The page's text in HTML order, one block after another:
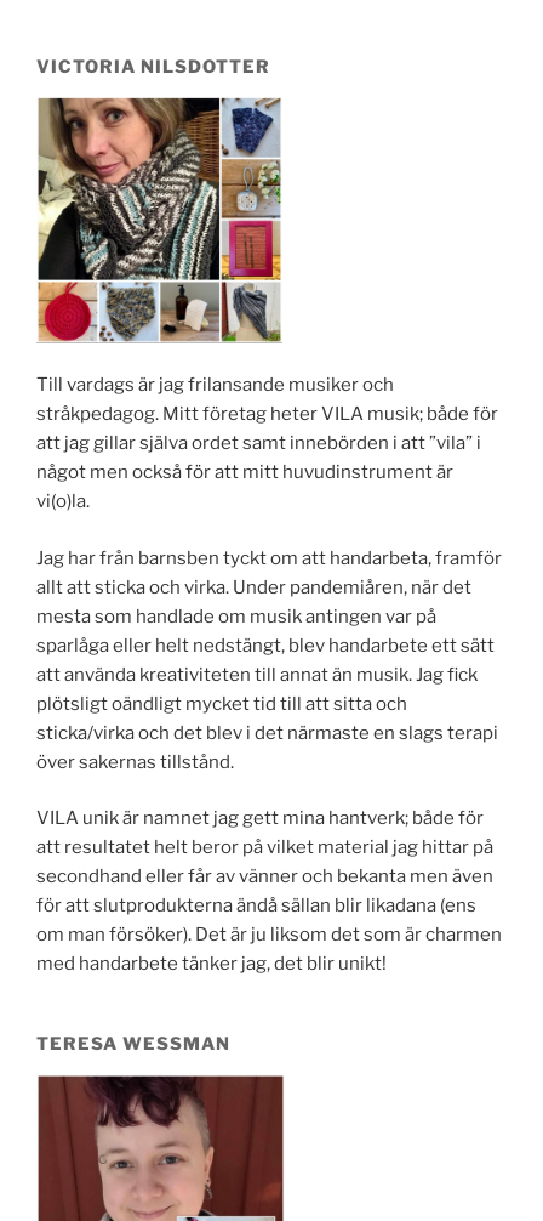
VICTORIA NILSDOTTER
Till vardags är jag frilansande musiker och
stråkpedagog. Mitt företag heter VILA musik; både för
att jag gillar själva ordet samt innebörden i att ”vila” i
något men också för att mitt huvudinstrument är
vi(o)la.
Jag har från barnsben tyckt om att handarbeta, framför
allt att sticka och virka. Under pandemiåren, när det
mesta som handlade om musik antingen var på
sparlåga eller helt nedstängt, blev handarbete ett sätt
att använda kreativiteten till annat än musik. Jag fick
plötsligt oändligt mycket tid till att sitta och
sticka/virka och det blev i det närmaste en slags terapi
över sakernas tillstånd.
VILA unik är namnet jag gett mina hantverk; både för
att resultatet helt beror på vilket material jag hittar på
secondhand eller får av vänner och bekanta men även
för att slutprodukterna ändå sällan blir likadana (ens
om man försöker). Det är ju liksom det som är charmen
med handarbete tänker jag, det blir unikt!
TERESA WESSMAN